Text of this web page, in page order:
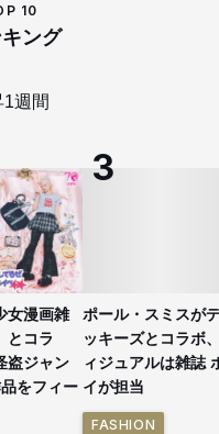
10
ング
1週間
女漫画雑
とコラ
ジャン
をフィー
ポール・スミスが
ッキーズとコラボ
ィジュアルは雑誌
イが担当
FASHION